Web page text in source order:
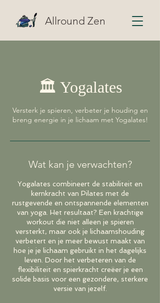
Allround Zen
🏛️ Yogalates
Versterk je spieren, verbeter je houding en
breng energie in je lichaam met Yogalates!
Wat kan je verwachten?
Yogalates combineert de stabiliteit en
kernkracht van Pilates met de
rustgevende en ontspannende elementen
van yoga. Het resultaat? Een krachtige
workout die niet alleen je spieren
versterkt, maar ook je lichaamshouding
verbetert en je meer bewust maakt van
hoe je je lichaam gebruikt in het dagelijks
leven. Door het verbeteren van de
flexibiliteit en spierkracht creëer je een
solide basis voor een gezondere, sterkere
versie van jezelf.